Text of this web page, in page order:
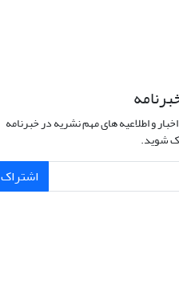
و اطلاعیه های مهم نشریه در خبرنامه
شوید.
اشتراک